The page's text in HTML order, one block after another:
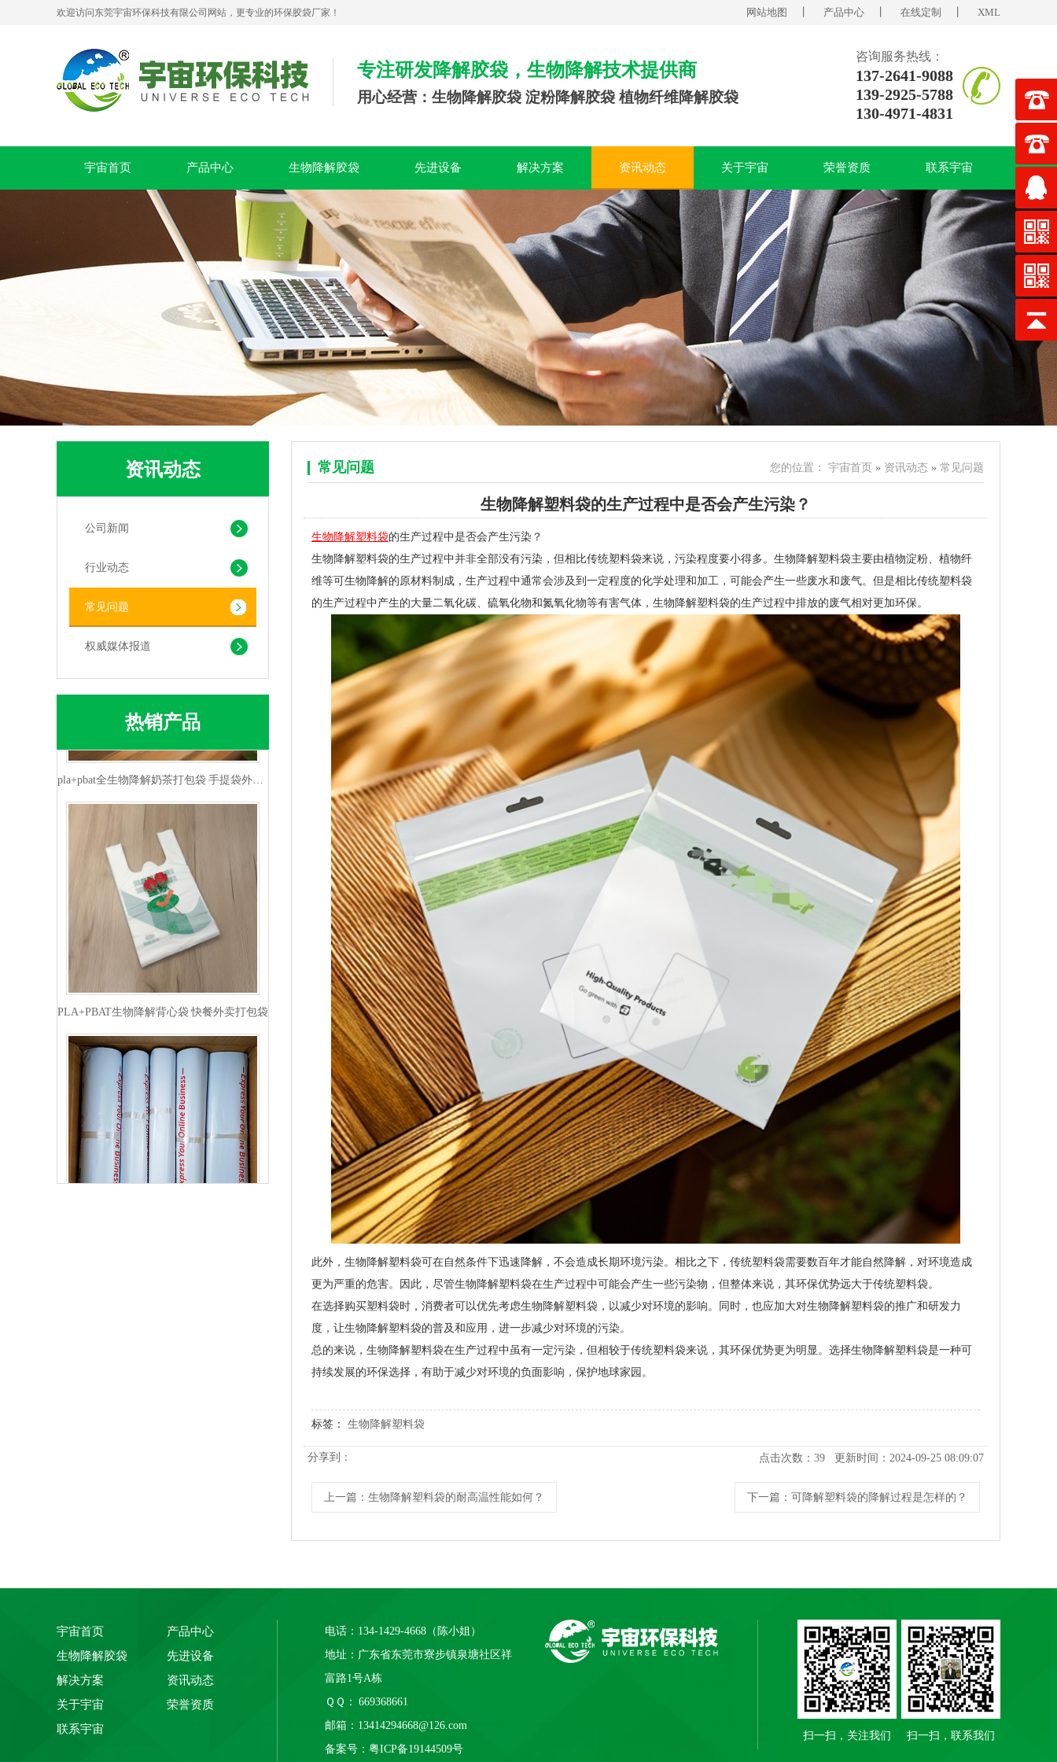
欢迎访问东莞宇宙环保科技有限公司网站，更专业的环保胶袋厂家！ 网站地图 产品中心 在线定制 XML
专注研发降解胶袋，生物降解技术提供商
用心经营：生物降解胶袋 淀粉降解胶袋 植物纤维降解胶袋
咨询服务热线：
137-2641-9088
139-2925-5788
130-4971-4831
宇宙首页 产品中心 生物降解胶袋 先进设备 解决方案 资讯动态 关于宇宙 荣誉资质 联系宇宙
资讯动态
公司新闻
行业动态
常见问题
权威媒体报道
热销产品
PLA+PBAT生物降解背心袋 快餐外卖打包袋
常见问题 您的位置： 宇宙首页 » 资讯动态 » 常见问题
生物降解塑料袋的生产过程中是否会产生污染？
生物降解塑料袋的生产过程中是否会产生污染？
生物降解塑料袋的生产过程中并非全部没有污染，但相比传统塑料袋来说，污染程度要小得多。生物降解塑料袋主要由植物淀粉、植物纤
维等可生物降解的原材料制成，生产过程中通常会涉及到一定程度的化学处理和加工，可能会产生一些废水和废气。但是相比传统塑料袋
的生产过程中产生的大量二氧化碳、硫氧化物和氮氧化物等有害气体，生物降解塑料袋的生产过程中排放的废气相对更加环保。
此外，生物降解塑料袋可在自然条件下迅速降解，不会造成长期环境污染。相比之下，传统塑料袋需要数百年才能自然降解，对环境造成
更为严重的危害。因此，尽管生物降解塑料袋在生产过程中可能会产生一些污染物，但整体来说，其环保优势远大于传统塑料袋。
在选择购买塑料袋时，消费者可以优先考虑生物降解塑料袋，以减少对环境的影响。同时，也应加大对生物降解塑料袋的推广和研发力
度，让生物降解塑料袋的普及和应用，进一步减少对环境的污染。
总的来说，生物降解塑料袋在生产过程中虽有一定污染，但相较于传统塑料袋来说，其环保优势更为明显。选择生物降解塑料袋是一种可
持续发展的环保选择，有助于减少对环境的负面影响，保护地球家园。
标签： 生物降解塑料袋
分享到： 点击次数： 39 更新时间：2024-09-25 08:09:07
上一篇 ：生物降解塑料袋的耐高温性能如何？ 下一篇 ：可降解塑料袋的降解过程是怎样的？
宇宙首页
产品中心
生物降解胶袋
先进设备
解决方案
资讯动态
关于宇宙
荣誉资质
联系宇宙
电话：134-1429-4668（陈小姐）
地址：广东省东莞市寮步镇泉塘社区祥
富路1号A栋
ＱＱ： 669368661
邮箱：13414294668@126.com
备案号： 粤ICP备19144509号
扫一扫，关注我们 扫一扫，联系我们